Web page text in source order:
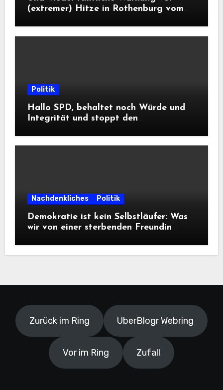
(extremer) Hitze in Rothenburg vom
Politik
Hallo SPD, behaltet noch Würde und
Integrität und stoppt den
Informationsfreiheit!
Nachdenkliches Politik
Demokratie ist kein Selbstläufer: Was
wir von einer sterbenden Freundin
Zurück im Ring UberBlogr Webring
Vor im Ring Zufall